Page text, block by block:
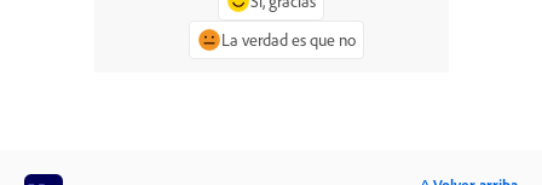
La verdad es que no